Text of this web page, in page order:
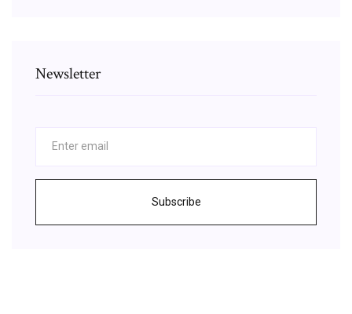
Newsletter
Subscribe